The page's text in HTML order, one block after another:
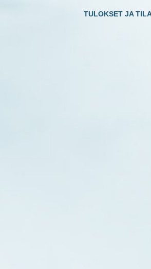
TULOKSET JA